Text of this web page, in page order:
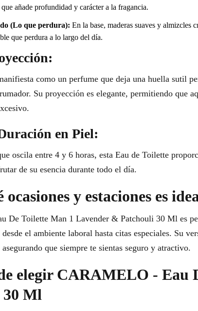
añade profundidad y carácter a la fragancia.
(Lo que perdura): En la base, maderas suaves y almizcles
que perdura a lo largo del día.
como un perfume que deja una huella sutil
Su proyección es elegante, permitiendo que
en Piel:
oscila entre 4 y 6 horas, esta Eau de Toilette
de su esencia durante todo el día.
ocasiones y estaciones es
De Toilette Man 1 Lavender & Patchouli 30 Ml es
el ambiente laboral hasta citas especiales. Su
que siempre te sientas seguro y atractivo.
elegir CARAMELO - Eau
Ml